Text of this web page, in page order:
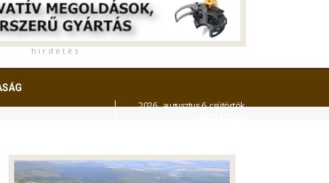
h i r d e t é s
2026. augusztus 6. csütörtök,